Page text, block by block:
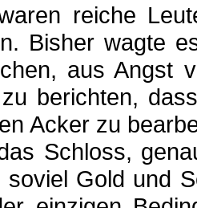
reiche
Bisher wagte
aus Angst
berichten,
Acker zu
Schloss,
soviel Gold und